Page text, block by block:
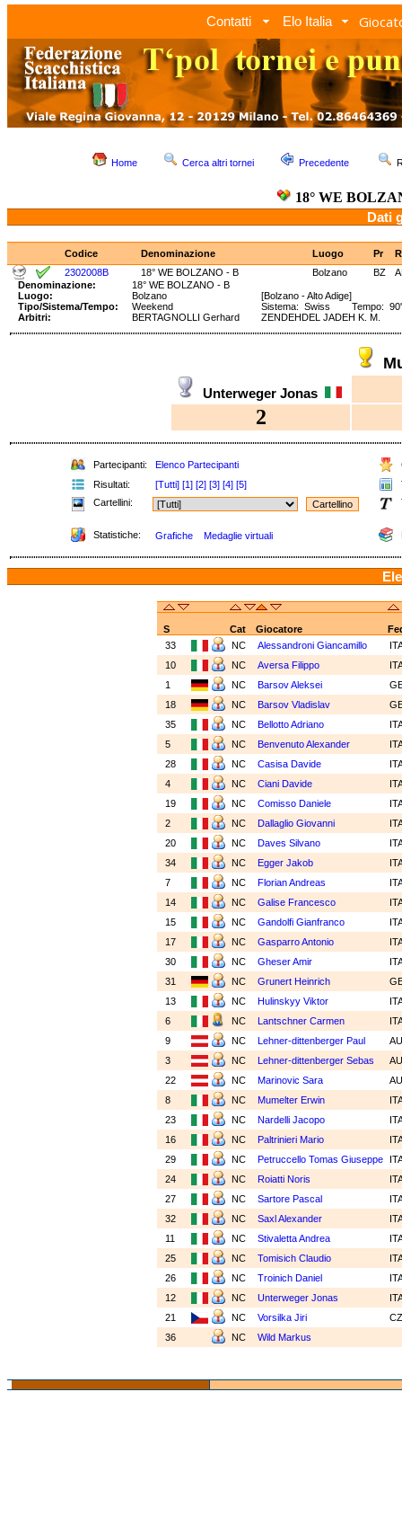
Contatti Elo Italia
Home Cerca altri tornei Precedente
18° WE
Dati
Codice Denominazione Luogo Pr
2302008B
18° WE BOLZANO - B Bolzano BZ
Denominazione:
18° WE BOLZANO - B
Luogo:
Bolzano
[Bolzano - Alto Adige]
Tipo/Sistema/Tempo:
Weekend
Sistema: Swiss Tempo: 90'
Arbitri:
BERTAGNOLLI Gerhard ZENDEHDEL JADEH K. M.
Unterweger Jonas
2
Partecipanti: Elenco Partecipanti
Risultati:
[Tutti] [1] [2] [3] [4] [5]
Cartellini:
Statistiche: Grafiche Medaglie virtuali
S Cat Giocatore
33
NC Alessandroni Giancamillo
10
NC Aversa Filippo
1
NC Barsov Aleksei
18
NC Barsov Vladislav
35
NC Bellotto Adriano
5
NC Benvenuto Alexander
28
NC Casisa Davide
4
NC Ciani Davide
19
NC Comisso Daniele
2
NC Dallaglio Giovanni
20
NC Daves Silvano
34
NC Egger Jakob
7
NC Florian Andreas
14
NC Galise Francesco
15
NC Gandolfi Gianfranco
17
NC Gasparro Antonio
30
NC Gheser Amir
31
NC Grunert Heinrich
13
NC Hulinskyy Viktor
6
NC Lantschner Carmen
9
NC Lehner-dittenberger Paul
3
NC Lehner-dittenberger Sebas
22
NC Marinovic Sara
8
NC Mumelter Erwin
23
NC Nardelli Jacopo
16
NC Paltrinieri Mario
29
NC Petruccello Tomas Giuseppe
24
NC Roiatti Noris
27
NC Sartore Pascal
32
NC Saxl Alexander
11
NC Stivaletta Andrea
25
NC Tomisich Claudio
26
NC Troinich Daniel
12
NC Unterweger Jonas
21
NC Vorsilka Jiri
36
NC Wild Markus